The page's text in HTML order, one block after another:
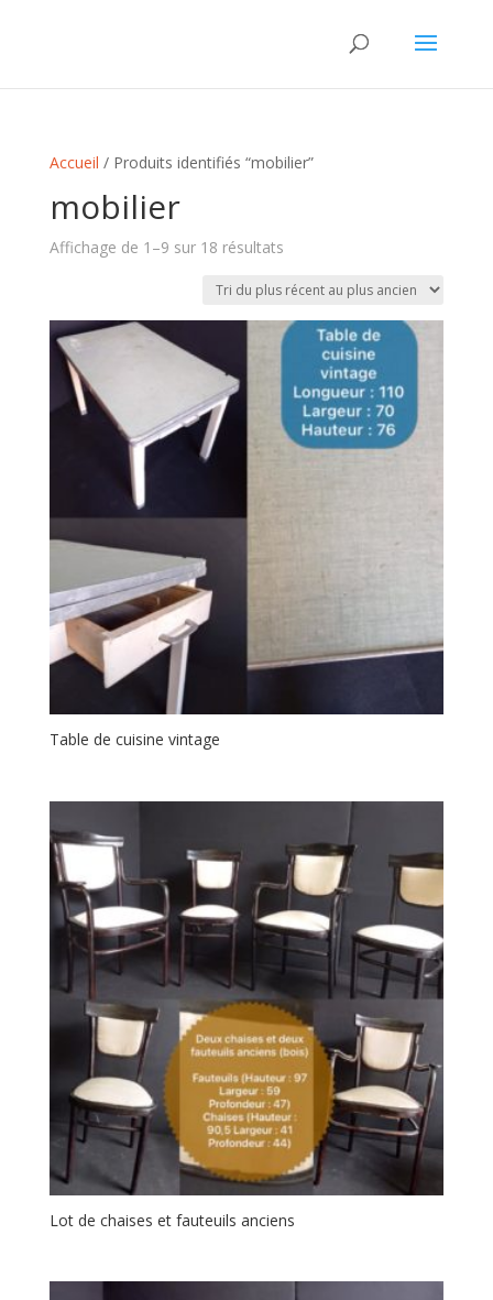
Accueil / Produits identifiés “mobilier”
mobilier
Affichage de 1–9 sur 18 résultatsTrié
plus
récent
au
ancien
Table de cuisine vintage
Lot de chaises et fauteuils anciens